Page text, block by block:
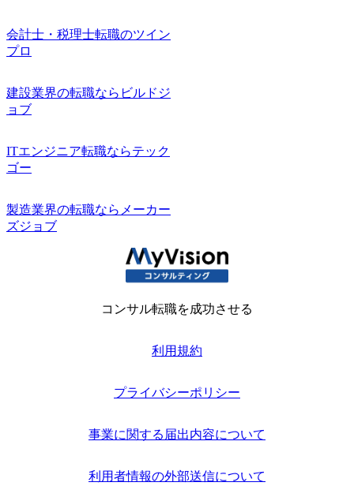
会計士・税理士転職のツイン
プロ
建設業界の転職ならビルドジ
ョブ
ITエンジニア転職ならテック
ゴー
製造業界の転職ならメーカー
ズジョブ
コンサル転職を成功させる
利用規約
プライバシーポリシー
事業に関する届出内容について
利用者情報の外部送信について